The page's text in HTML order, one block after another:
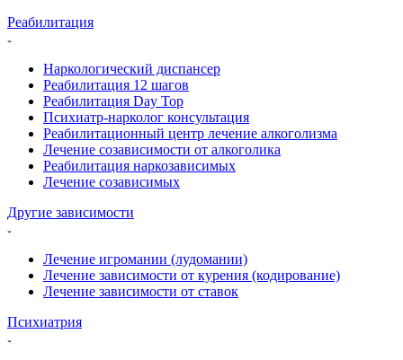
Реабилитация
Наркологический диспансер
Реабилитация 12 шагов
Реабилитация Day Top
Психиатр-нарколог консультация
Реабилитационный центр лечение алкоголизма
Лечение созависимости от алкоголика
Реабилитация наркозависимых
Лечение созависимых
Другие зависимости
Лечение игромании (лудомании)
Лечение зависимости от курения (кодирование)
Лечение зависимости от ставок
Психиатрия